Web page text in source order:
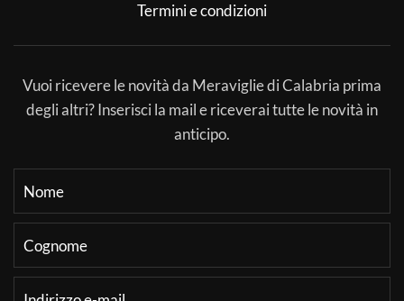
Termini e condizioni
Vuoi ricevere le novità da Meraviglie di Calabria prima
degli altri? Inserisci la mail e riceverai tutte le novità in
anticipo.